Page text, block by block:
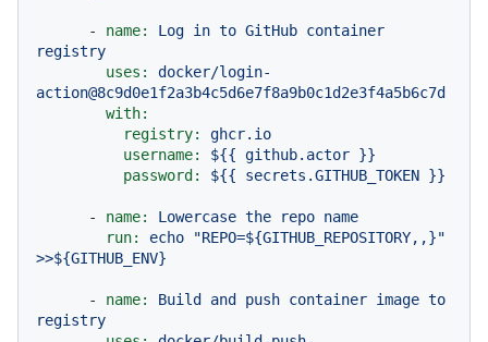
- name: Log in to GitHub container
registry
uses:
docker/login-
action@8c9d0e1f2a3b4c5d6e7f8a9b0c1d2e3f4a5b6c7d
with:
registry:
ghcr.io
username:
${{ github.actor }}
password:
${{ secrets.GITHUB_TOKEN }}
- name: Lowercase the repo name
run:
echo
"REPO=${GITHUB_REPOSITORY,,}"
>>${GITHUB_ENV}
- name: Build and push container image to
registry